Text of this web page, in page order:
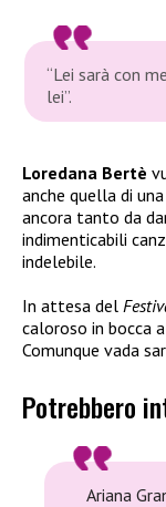
“Lei sarà con
lei”.
Loredana Bertè
anche quella di
ancora tanto da
indimenticabili
indelebile.
In attesa del
caloroso in bocca
Comunque vada
Potrebbero
Ariana